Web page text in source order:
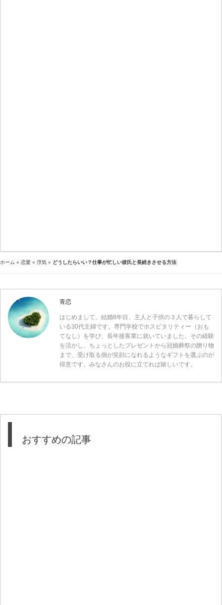
ホーム » 恋愛 » 浮気 » どうしたらいい？仕事が忙しい彼氏と長続きさせる方法
青恋
はじめまして。結婚8年目、主人と子供の３人で暮らして
いる30代主婦です。専門学校でホスピタリティー（おも
てなし）を学び、長年接客業に就いていました。その経験
を活かし、ちょっとしたプレゼントから冠婚葬祭の贈り物
まで、受け取る側が笑顔になれるようなギフトを選ぶのが
得意です。みなさんのお役に立てれば嬉しいです。
おすすめの記事